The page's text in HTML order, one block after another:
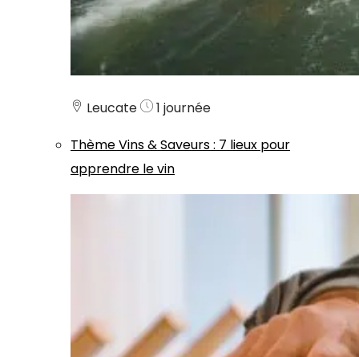
Leucate
1 journée
ThèmeVins & Saveurs: 7 lieux pour
apprendre le vin